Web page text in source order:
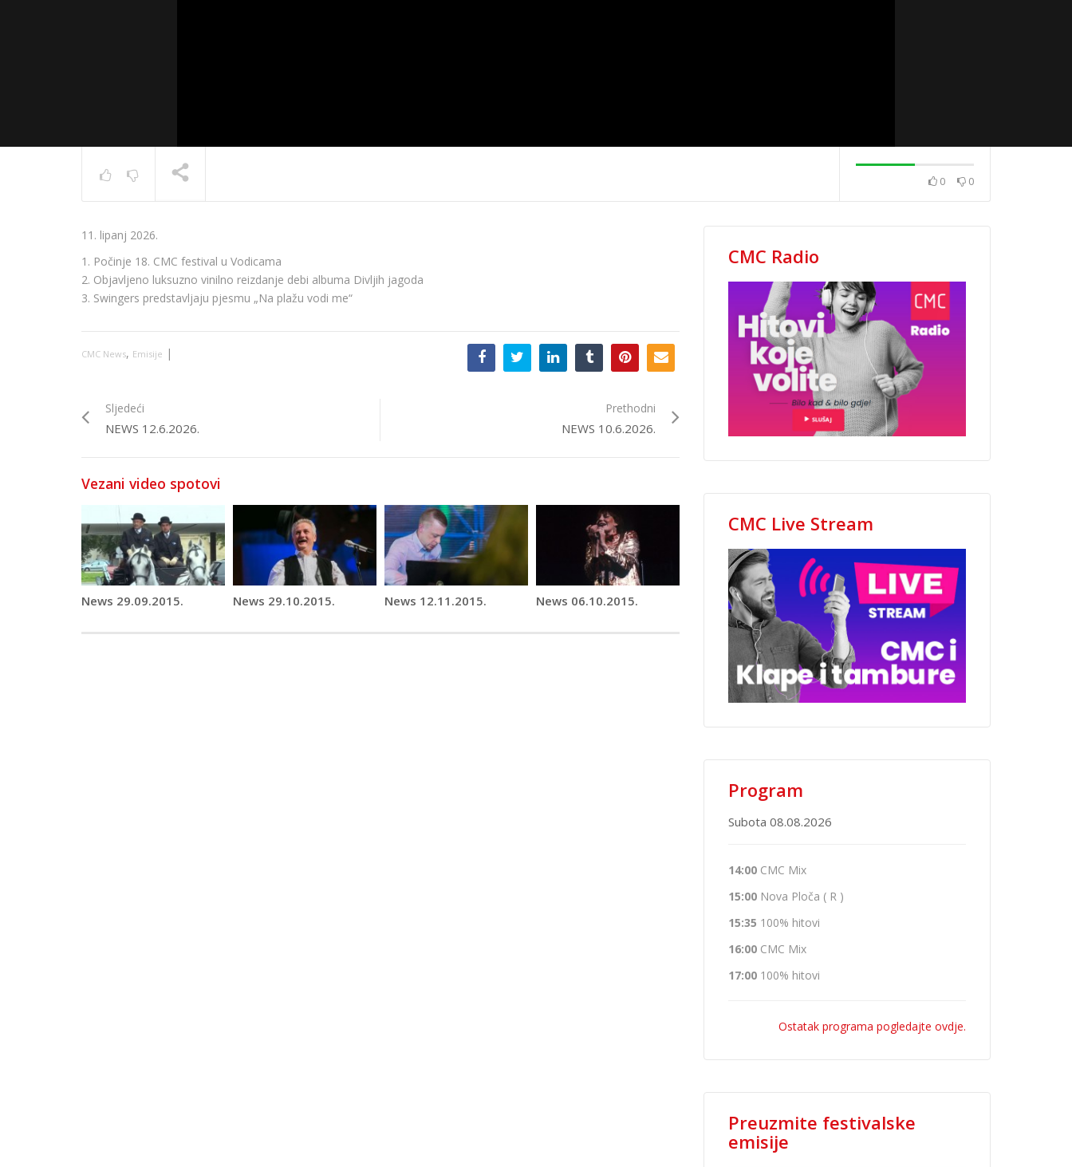
TRENUTNO SE PRIKAZUJE
0 0
11. lipanj 2026.
1. Počinje 18. CMC festival u Vodicama
2. Objavljeno luksuzno vinilno reizdanje debi albuma Divljih jagoda
3. Swingers predstavljaju pjesmu „Na plažu vodi me“
CMC News, Emisije |
Sljedeći
NEWS 12.6.2026.
Prethodni
NEWS 10.6.2026.
Vezani video spotovi
News 29.09.2015. News 29.10.2015. News 12.11.2015. News 06.10.2015.
CMC Radio
CMC Live Stream
Program
Subota 08.08.2026
14:00 CMC Mix
15:00 Nova Ploča ( R )
15:35 100% hitovi
16:00 CMC Mix
17:00 100% hitovi
Ostatak programa pogledajte ovdje.
Preuzmite festivalske
emisije